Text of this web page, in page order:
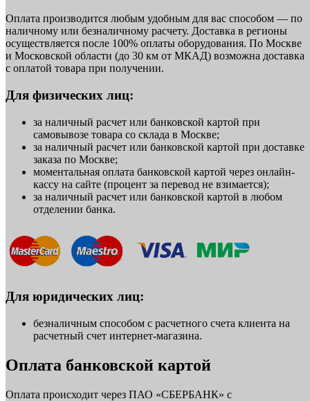
Оплата производится любым удобным для вас способом — по
наличному или безналичному расчету. Доставка в регионы
осуществляется после 100% оплаты оборудования. По Москве
и Московской области (до 30 км от МКАД) возможна доставка
с оплатой товара при получении.
Для физических лиц:
за наличный расчет или банковской картой при
самовывозе товара со склада в Москве;
за наличный расчет или банковской картой при доставке
заказа по Москве;
моментальная оплата банковской картой через онлайн-
кассу на сайте (процент за перевод не взимается);
за наличный расчет или банковской картой в любом
отделении банка.
Для юридических лиц:
безналичным способом с расчетного счета клиента на
расчетный счет интернет-магазина.
Оплата банковской картой
Оплата происходит через ПАО «СБЕРБАНК» с